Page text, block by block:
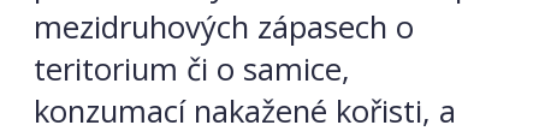
mezidruhových zápasech o
teritorium či o samice,
konzumací nakažené kořisti, a